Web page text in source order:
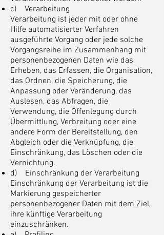
c) Verarbeitung
Verarbeitung ist jeder mit oder ohne
Hilfe automatisierter Verfahren
ausgeführte Vorgang oder jede solche
Vorgangsreihe im Zusammenhang mit
personenbezogenen Daten wie das
Erheben, das Erfassen, die Organisation,
das Ordnen, die Speicherung, die
Anpassung oder Veränderung, das
Auslesen, das Abfragen, die
Verwendung, die Offenlegung durch
Übermittlung, Verbreitung oder eine
andere Form der Bereitstellung, den
Abgleich oder die Verknüpfung, die
Einschränkung, das Löschen oder die
Vernichtung.
d) Einschränkung der Verarbeitung
Einschränkung der Verarbeitung ist die
Markierung gespeicherter
personenbezogener Daten mit dem Ziel,
ihre künftige Verarbeitung
einzuschränken.